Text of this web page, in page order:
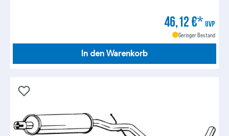
46,12 €* UVP
Geringer Bestand
In den Warenkorb